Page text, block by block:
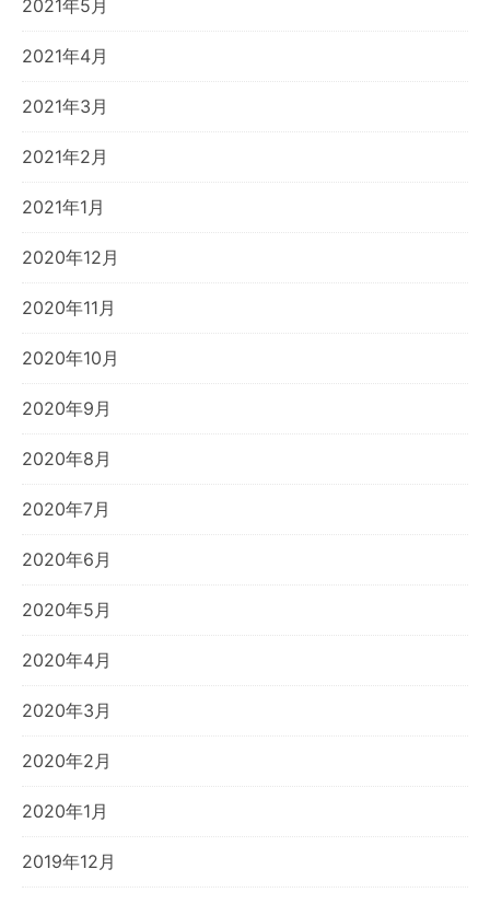
2021年5月
2021年4月
2021年3月
2021年2月
2021年1月
2020年12月
2020年11月
2020年10月
2020年9月
2020年8月
2020年7月
2020年6月
2020年5月
2020年4月
2020年3月
2020年2月
2020年1月
2019年12月